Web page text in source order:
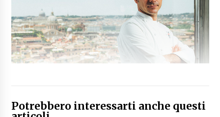
Potrebbero interessarti anche questi